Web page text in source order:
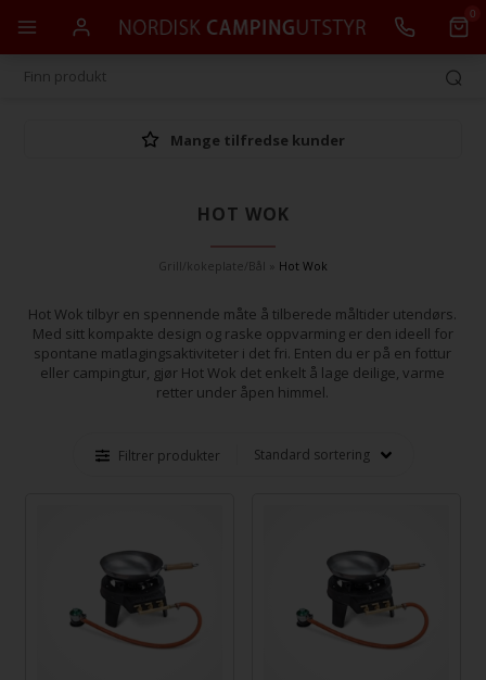
0
Mange tilfredse kunder
HOT WOK
Grill/kokeplate/Bål Hot Wok
Hot Wok tilbyr en spennende måte å tilberede måltider utendørs.
Med sitt kompakte design og raske oppvarming er den ideell for
spontane matlagingsaktiviteter i det fri. Enten du er på en fottur
eller campingtur, gjør Hot Wok det enkelt å lage deilige, varme
retter under åpen himmel.
Filtrer produkter